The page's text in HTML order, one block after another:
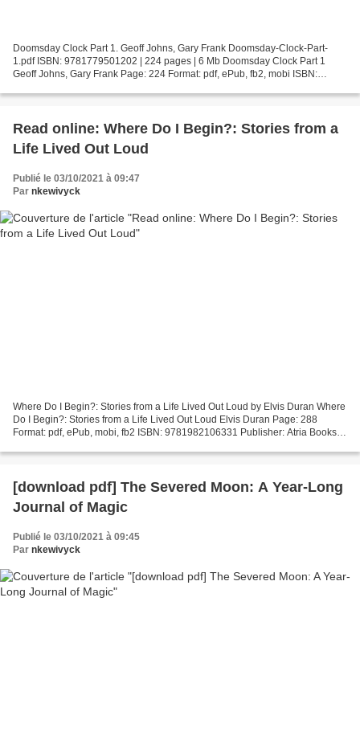
Doomsday Clock Part 1. Geoff Johns, Gary Frank Doomsday-Clock-Part-
1.pdf ISBN: 9781779501202 | 224 pages | 6 Mb Doomsday Clock Part 1
Geoff Johns, Gary Frank Page: 224 Format: pdf, ePub, fb2, mobi ISBN:
Read online: Where Do I Begin?: Stories from a
Life Lived Out Loud
Publié le 03/10/2021 à 09:47
Par nkewivyck
Where Do I Begin?: Stories from a Life Lived Out Loud by Elvis Duran Where
Do I Begin?: Stories from a Life Lived Out Loud Elvis Duran Page: 288
Format: pdf, ePub, mobi, fb2 ISBN: 9781982106331 Publisher: Atria Books
[download pdf] The Severed Moon: A Year-Long
Journal of Magic
Publié le 03/10/2021 à 09:45
Par nkewivyck